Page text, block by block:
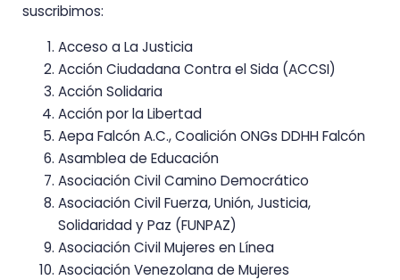
suscribimos:
Acceso a La Justicia
Acción Ciudadana Contra el Sida (ACCSI)
Acción Solidaria
Acción por la Libertad
Aepa Falcón A.C., Coalición ONGs DDHH Falcón
Asamblea de Educación
Asociación Civil Camino Democrático
Asociación Civil Fuerza, Unión, Justicia,
Solidaridad y Paz (FUNPAZ)
Asociación Civil Mujeres en Línea
Asociación Venezolana de Mujeres